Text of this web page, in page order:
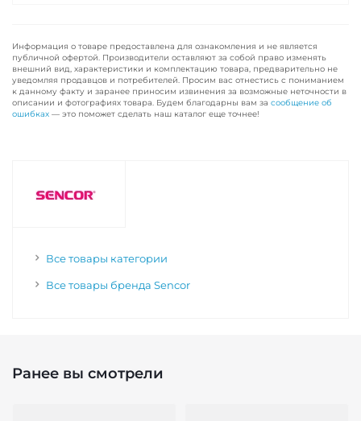
Информация о товаре предоставлена для ознакомления и не является
публичной офертой. Производители оставляют за собой право изменять
внешний вид, характеристики и комплектацию товара, предварительно не
уведомляя продавцов и потребителей. Просим вас отнестись с пониманием
к данному факту и заранее приносим извинения за возможные неточности в
описании и фотографиях товара. Будем благодарны вам за сообщение об
ошибках — это поможет сделать наш каталог еще точнее!
Все товары категории
Все товары бренда Sencor
Ранее вы смотрели